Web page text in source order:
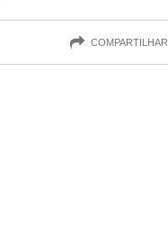
COMPARTILHAR